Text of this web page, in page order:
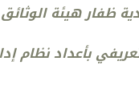
ظفار هيئة
بأعداد نظام